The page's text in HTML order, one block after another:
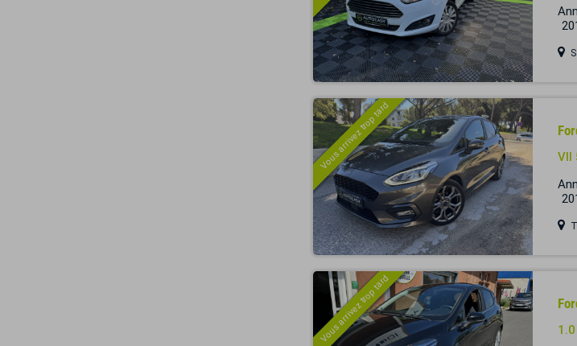
Vous arrivez trop tard
VII
Vous arrivez trop tard